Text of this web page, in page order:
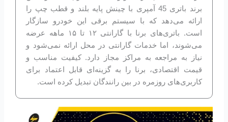
برند باتری 45 آمپری با چینش پایه بلند و قطب چپ را
ارائه می‌دهد که با سیستم برقی این خودرو سازگار
است. باتری‌های برنا با گارانتی ۱۲ تا ۱۵ ماهه عرضه
می‌شوند، اما خدمات گارانتی در محل ارائه نمی‌شود و
نیاز به مراجعه به مراکز مجاز دارد. کیفیت مناسب و
قیمت اقتصادی، برنا را به گزینه‌ای قابل اعتماد برای
کاربری‌های روزمره در بین رانندگان تبدیل کرده است.